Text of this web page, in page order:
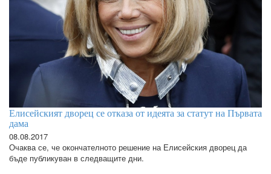
Елисейският дворец се отказа от идеята за статут на Първата
дама
08.08.2017
Очаква се, че окончателното решение на Елисейския дворец да
бъде публикуван в следващите дни.